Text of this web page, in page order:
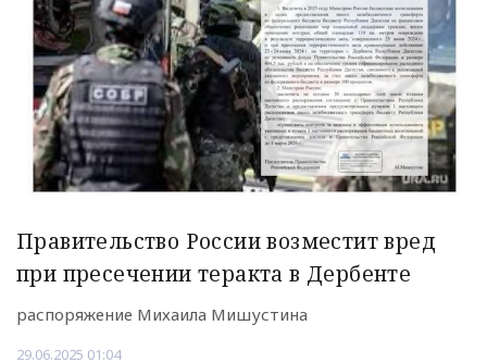
Правительство России возместит вред
при пресечении теракта в Дербенте
распоряжение Михаила Мишустина
29.06.2025 01:04